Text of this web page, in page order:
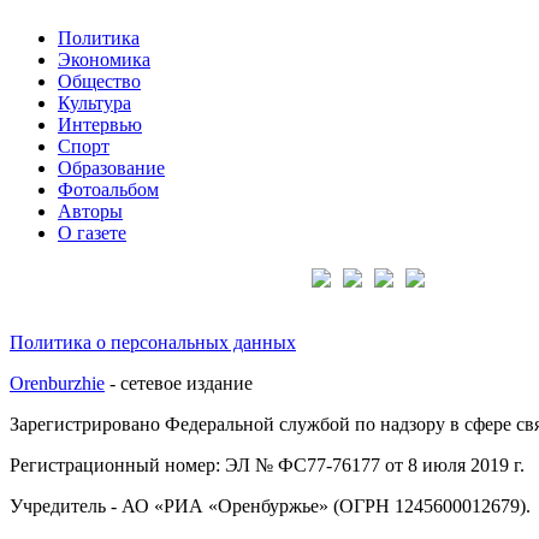
Политика
Экономика
Общество
Культура
Интервью
Спорт
Образование
Фотоальбом
Авторы
О газете
Политика о персональных данных
Orenburzhie - сетевое издание
Зарегистрировано Федеральной службой по надзору в сфере
Регистрационный номер: ЭЛ № ФС77-76177 от 8 июля 2019 г.
Учредитель - АО «РИА «Оренбуржье» (ОГРН 1245600012679).